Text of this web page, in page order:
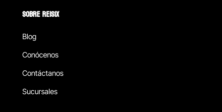
SOBRE REISIX
Blog
Conócenos
Contáctanos
Sucursales